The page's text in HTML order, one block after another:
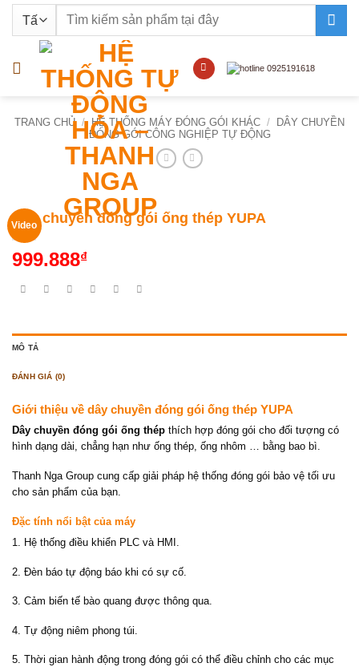
nội
Tìm
TRANG CHỦ / HỆ THỐNG MÁY ĐÓNG GÓI KHÁC /
DÂY CHUYỀN
ĐÓNG GÓI CÔNG NGHIỆP TỰ ĐỘNG
Video
Dây chuyền đóng gói ống thép YUPA
999.888₫
MÔ TẢ
ĐÁNH GIÁ (0)
Giới thiệu về dây chuyền đóng gói ống thép YUPA
Dây chuyền đóng gói ống thép thích hợp đóng gói cho đối tượng có
hình dạng dài, chẳng hạn như ống thép, ống nhôm … bằng bao bì.
Thanh Nga Group cung cấp giải pháp hệ thống đóng gói bảo vệ tối ưu
cho sản phẩm của bạn.
Đặc tính nổi bật của máy
1. Hệ thống điều khiển PLC và HMI.
2. Đèn báo tự động báo khi có sự cố.
3. Cảm biến tế bào quang được thông qua.
4. Tự động niêm phong túi.
5. Thời gian hành động trong đóng gói có thể điều chỉnh cho các mục